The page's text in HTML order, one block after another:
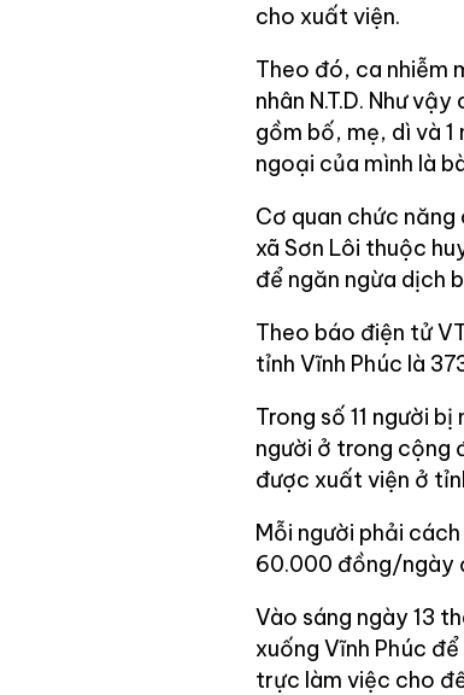
cho xuất viện.
Theo đó, ca nhiễm
nhân N.T.D. Như
gồm bố, mẹ, dì và
ngoại của mình là
Cơ quan chức
xã Sơn Lôi thuộc
để ngăn ngừa dịch
Theo báo điện tử
tỉnh Vĩnh Phúc là
Trong số 11 người
người ở trong cộng
được xuất viện ở
Mỗi người phải
60.000 đồng/ngày
Vào sáng ngày 13
xuống Vĩnh Phúc
trực làm việc cho